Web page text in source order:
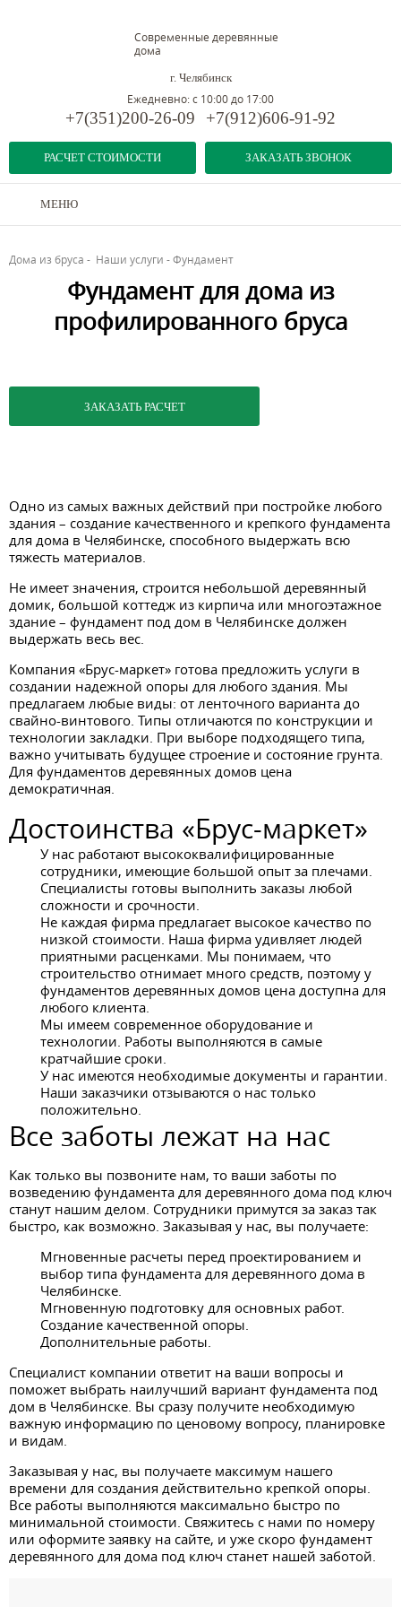
Современные деревянные
дома
г. Челябинск
РАСЧЕТ СТОИМОСТИ
Ежедневно: с 10:00 до 17:00
+7(351)200-26-09 +7(912)606-91-92
ЗАКАЗАТЬ ЗВОНОК
МЕНЮ
Дома из бруса - Наши услуги - Фундамент
Фундамент для дома из
профилированного бруса
ЗАКАЗАТЬ РАСЧЕТ
Одно из самых важных действий при постройке любого
здания – создание качественного и крепкого фундамента
для дома в Челябинске, способного выдержать всю
тяжесть материалов.
Не имеет значения, строится небольшой деревянный
домик, большой коттедж из кирпича или многоэтажное
здание – фундамент под дом в Челябинске должен
выдержать весь вес.
Компания «Брус-маркет» готова предложить услуги в
создании надежной опоры для любого здания. Мы
предлагаем любые виды: от ленточного варианта до
свайно-винтового. Типы отличаются по конструкции и
технологии закладки. При выборе подходящего типа,
важно учитывать будущее строение и состояние грунта.
Для фундаментов деревянных домов цена
демократичная.
Достоинства «Брус-маркет»
У нас работают высококвалифицированные
сотрудники, имеющие большой опыт за плечами.
Специалисты готовы выполнить заказы любой
сложности и срочности.
Не каждая фирма предлагает высокое качество по
низкой стоимости. Наша фирма удивляет людей
приятными расценками. Мы понимаем, что
строительство отнимает много средств, поэтому у
фундаментов деревянных домов цена доступна для
любого клиента.
Мы имеем современное оборудование и
технологии. Работы выполняются в самые
кратчайшие сроки.
У нас имеются необходимые документы и гарантии.
Наши заказчики отзываются о нас только
положительно.
Все заботы лежат на нас
Как только вы позвоните нам, то ваши заботы по
возведению фундамента для деревянного дома под ключ
станут нашим делом. Сотрудники примутся за заказ так
быстро, как возможно. Заказывая у нас, вы получаете:
Мгновенные расчеты перед проектированием и
выбор типа фундамента для деревянного дома в
Челябинске.
Мгновенную подготовку для основных работ.
Создание качественной опоры.
Дополнительные работы.
Специалист компании ответит на ваши вопросы и
поможет выбрать наилучший вариант фундамента под
дом в Челябинске. Вы сразу получите необходимую
важную информацию по ценовому вопросу, планировке
и видам.
Заказывая у нас, вы получаете максимум нашего
времени для создания действительно крепкой опоры.
Все работы выполняются максимально быстро по
минимальной стоимости. Свяжитесь с нами по номеру
или оформите заявку на сайте, и уже скоро фундамент
деревянного для дома под ключ станет нашей заботой.